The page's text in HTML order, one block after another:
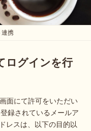
連携
ログインを行
面にて許可をいただい
録されているメールア
レスは、以下の目的以